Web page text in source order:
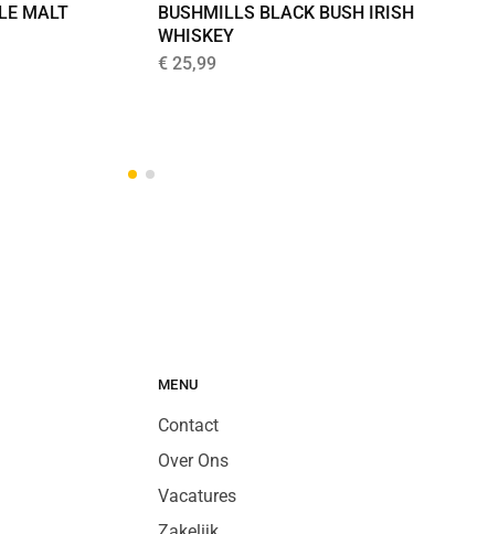
MALT
BUSHMILLS BLACK BUSH IRISH
WHISKEY
€ 25,99
MENU
Contact
Over Ons
Vacatures